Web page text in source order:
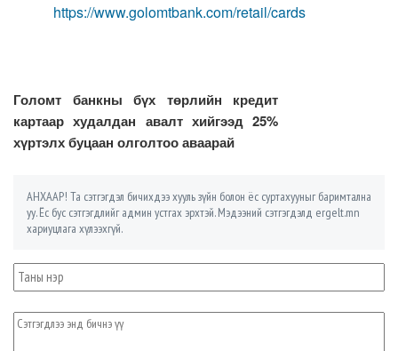
https://www.golomtbank.com/retail/cards
Голомт банкны бүх төрлийн кредит
картаар худалдан авалт хийгээд 25%
хүртэлх буцаан олголтоо аваарай
АНХААР! Та сэтгэгдэл бичихдээ хууль зүйн болон ёс суртахууныг баримтална
уу. Ёс бус сэтгэгдлийг админ устгах эрхтэй. Мэдээний сэтгэгдэлд ergelt.mn
хариуцлага хүлээхгүй.